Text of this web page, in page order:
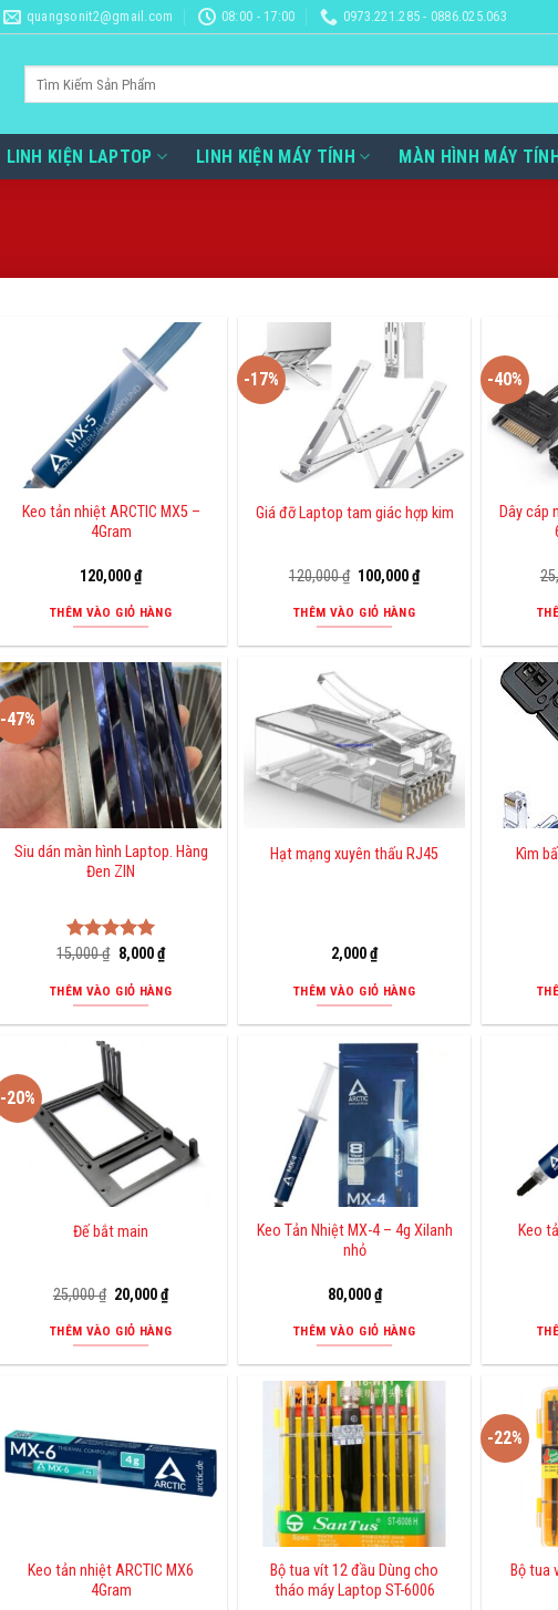
quangsonit2@gmail.com 08:00 - 17:00 0973.221.285 - 0886.025.063
LINH KIỆN LAPTOP LINH KIỆN MÁY TÍNH MÀN HÌNH MÁY
Keo tản nhiệt ARCTIC MX5 –
4Gram
120,000₫
THÊM VÀO GIỎ HÀNG
-17%
Giá đỡ Laptop tam giác hợp kim
120,000₫ Giá
là:
120,000 ₫.
100,000₫Giá
hiện
THÊM VÀO GIỎ HÀNG
-40%
Dây cáp
-47%
Siu dán màn hình Laptop. Hàng
Đen ZIN
Được xếp
5 sao
15,000₫ Giá
gốc
là:
15,000 ₫.
8,000₫Giá
hiện
tại
là:
THÊM VÀO GIỎ HÀNG
Hạt mạng xuyên thấu RJ45
2,000₫
THÊM VÀO GIỎ HÀNG
Kìm
-20%
Đế bắt main
25,000₫ Giá
gốc
là:
25,000 ₫.
20,000₫Giá
hiện
tại
là:
THÊM VÀO GIỎ HÀNG
Keo Tản Nhiệt MX-4 – 4g Xilanh
nhỏ
80,000₫
THÊM VÀO GIỎ HÀNG
Keo
Keo tản nhiệt ARCTIC MX6
4Gram
Bộ tua vít 12 đầu Dùng cho
tháo máy Laptop ST-6006
-22%
Bộ tua